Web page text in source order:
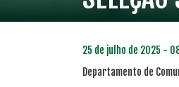
25 de julho de 2025 -
Departamento de